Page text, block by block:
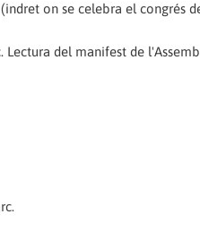
on se celebra el congrés
del manifest de